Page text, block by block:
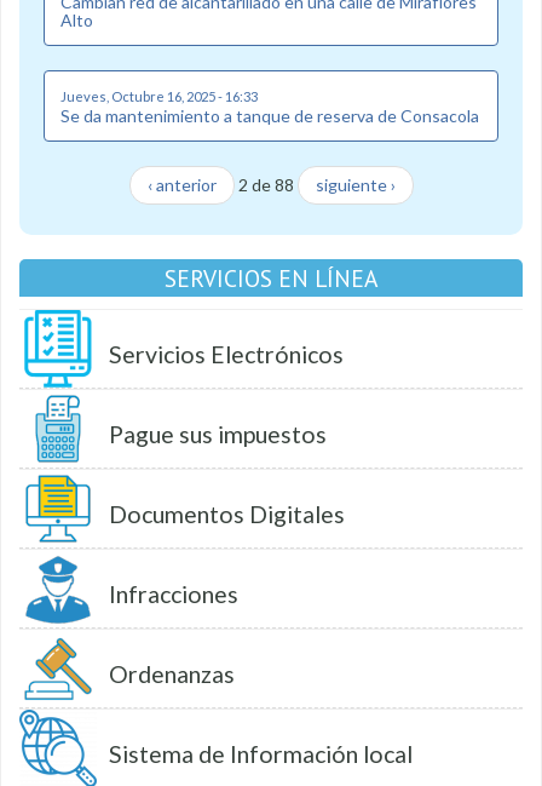
Alto
Jueves, Octubre 16, 2025 - 16:33
Se da mantenimiento a tanque de reserva de Consacola
‹ anterior 2 de 88 siguiente ›
SERVICIOS EN LÍNEA
Servicios Electrónicos
Pague sus impuestos
Documentos Digitales
Infracciones
Ordenanzas
Sistema de Información local